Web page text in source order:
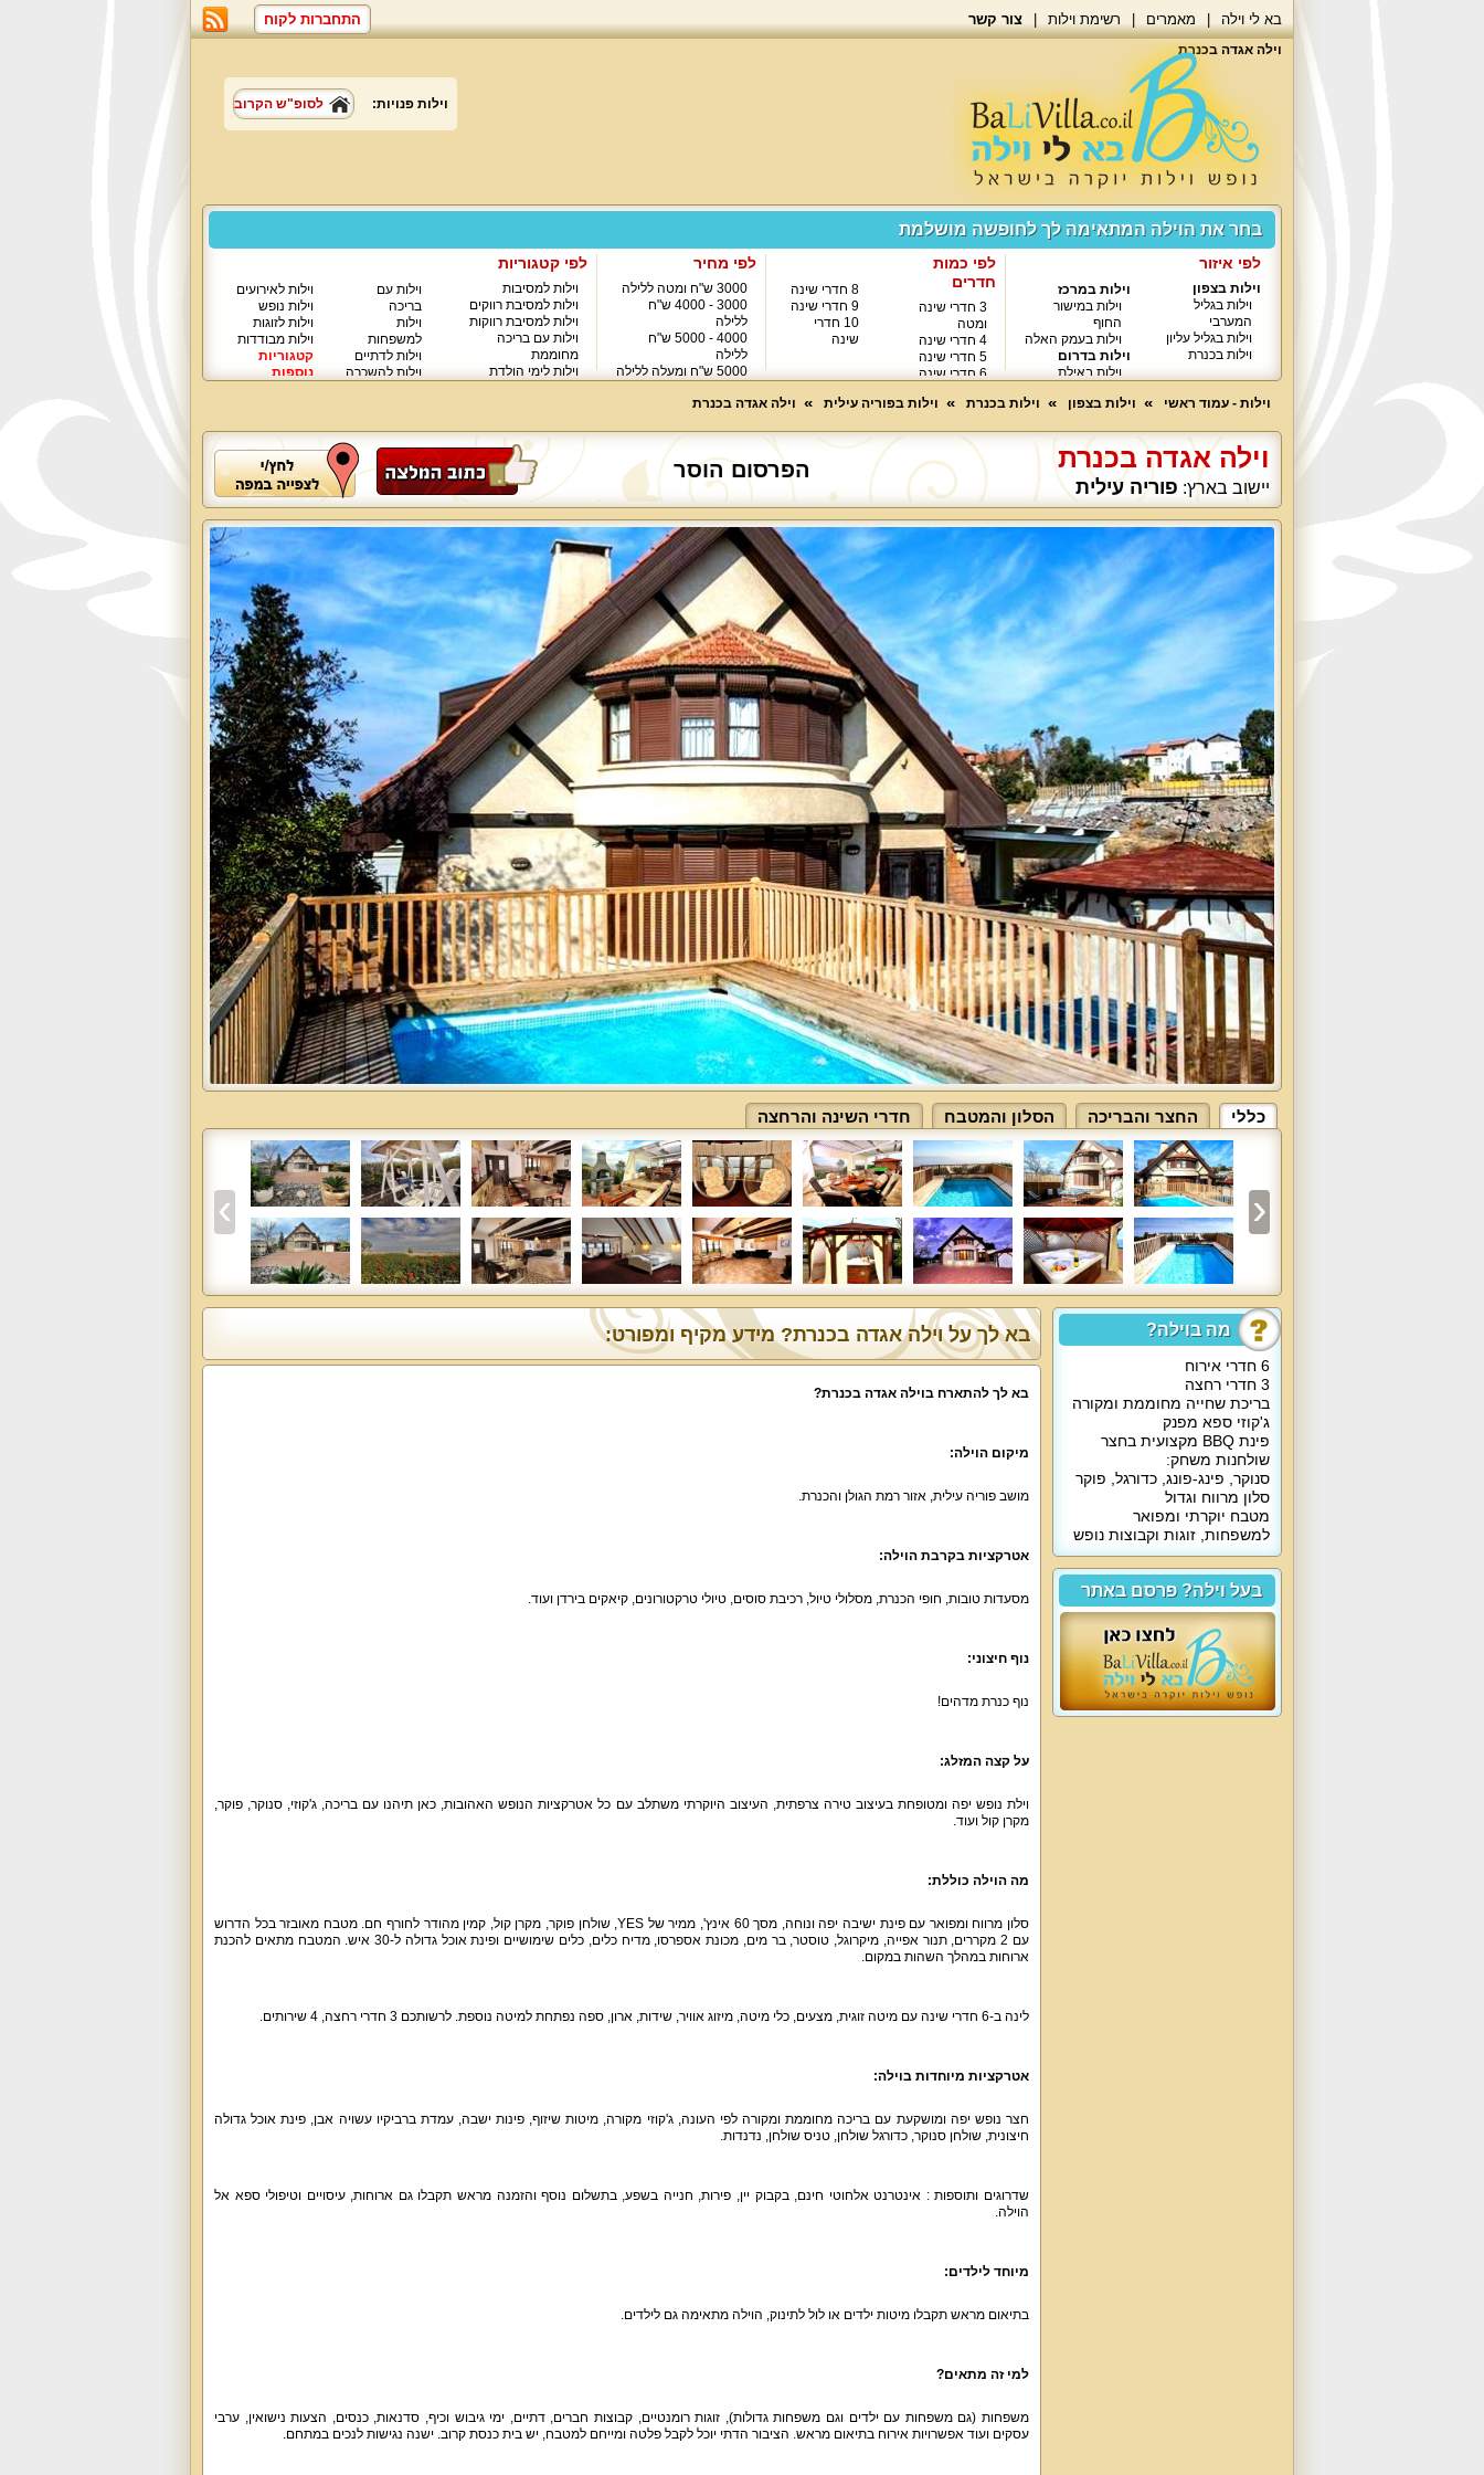
התחברות לקוח בא לי וילה מאמרים רשימת וילות צור קשר
וילה אגדה בכנרת
וילות פנויות: לסופ"ש הקרוב
בחר את הוילה המתאימה לך לחופשה מושלמת
לפי איזור
וילות בצפון
וילות בגליל
המערבי
וילות בגליל עליון
וילות בכנרת
וילות במרכז
וילות במישור
החוף
וילות בעמק האלה
וילות בדרום
וילות באילת
לפי כמות
חדרים
3 חדרי שינה
ומטה
4 חדרי שינה
5 חדרי שינה
6 חדרי שינה
8 חדרי שינה
9 חדרי שינה
10 חדרי
שינה
לפי מחיר
3000 ש"ח ומטה ללילה
3000 - 4000 ש"ח
ללילה
4000 - 5000 ש"ח
ללילה
5000 ש"ח ומעלה ללילה
לפי קטגוריות
וילות למסיבות
וילות למסיבת רווקים
וילות למסיבת רווקות
וילות עם בריכה
מחוממת
וילות לימי הולדת
וילות עם
בריכה
וילות
למשפחות
וילות לדתיים
וילות להשכרה
וילות לאירועים
וילות נופש
וילות לזוגות
וילות מבודדות
קטגוריות
נוספות
וילות - עמוד ראשי
וילות בצפון וילות בכנרת וילות בפוריה עילית וילה אגדה בכנרת
וילה אגדה בכנרת
יישוב בארץ: פוריה עילית
הפרסום הוסר
כללי החצר והבריכה הסלון והמטבח חדרי השינה והרחצה
מה בוילה?
6 חדרי אירוח
3 חדרי רחצה
בריכת שחייה מחוממת ומקורה
ג'קוזי ספא מפנק
פינת BBQ מקצועית בחצר
שולחנות משחק:
סנוקר, פינג-פונג, כדורגל, פוקר
סלון מרווח וגדול
מטבח יוקרתי ומפואר
למשפחות, זוגות וקבוצות נופש
בעל וילה? פרסם באתר
בא לך על וילה אגדה בכנרת? מידע מקיף ומפורט:
בא לך להתארח בוילה אגדה בכנרת?
מיקום הוילה:
מושב פוריה עילית, אזור רמת הגולן והכנרת.
אטרקציות בקרבת הוילה:
מסעדות טובות, חופי הכנרת, מסלולי טיול, רכיבת סוסים, טיולי טרקטורונים, קיאקים בירדן ועוד.
נוף חיצוני:
נוף כנרת מדהים!
על קצה המזלג:
וילת נופש יפה ומטופחת בעיצוב טירה צרפתית, העיצוב היוקרתי משתלב עם כל אטרקציות הנופש האהובות, כאן תיהנו עם בריכה, ג'קוזי, סנוקר, פוקר,
מקרן קול ועוד.
מה הוילה כוללת:
סלון מרווח ומפואר עם פינת ישיבה יפה ונוחה, מסך 60 אינץ', ממיר של YES, שולחן פוקר, מקרן קול, קמין מהודר לחורף חם. מטבח מאובזר בכל הדרוש
עם 2 מקררים, תנור אפייה, מיקרוגל, טוסטר, בר מים, מכונת אספרסו, מדיח כלים, כלים שימושיים ופינת אוכל גדולה ל-30 איש. המטבח מתאים להכנת
ארוחות במהלך השהות במקום.
לינה ב-6 חדרי שינה עם מיטה זוגית, מצעים, כלי מיטה, מיזוג אוויר, שידות, ארון, ספה נפתחת למיטה נוספת. לרשותכם 3 חדרי רחצה, 4 שירותים.
אטרקציות מיוחדות בוילה:
חצר נופש יפה ומושקעת עם בריכה מחוממת ומקורה לפי העונה, ג'קוזי מקורה, מיטות שיזוף, פינות ישבה, עמדת ברביקיו עשויה אבן, פינת אוכל גדולה
חיצונית, שולחן סנוקר, כדורגל שולחן, טניס שולחן, נדנדות.
שדרוגים ותוספות : אינטרנט אלחוטי חינם, בקבוק יין, פירות, חנייה בשפע, בתשלום נוסף והזמנה מראש תקבלו גם ארוחות, עיסויים וטיפולי ספא אל
הוילה.
מיוחד לילדים:
בתיאום מראש תקבלו מיטות ילדים או לול לתינוק, הוילה מתאימה גם לילדים.
למי זה מתאים?
משפחות (גם משפחות עם ילדים וגם משפחות גדולות), זוגות רומנטיים, קבוצות חברים, דתיים, ימי גיבוש וכיף, סדנאות, כנסים, הצעות נישואין, ערבי
עסקים ועוד אפשרויות אירוח בתיאום מראש. הציבור הדתי יוכל לקבל פלטה ומייחם למטבח, יש בית כנסת קרוב. ישנה נגישות לנכים במתחם.